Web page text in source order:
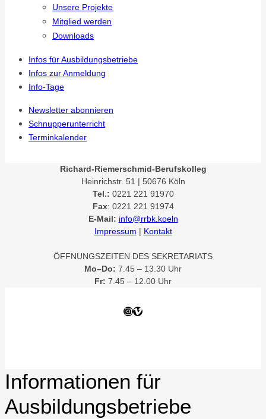
Unsere Projekte
Mitglied werden
Downloads
Infos für Ausbildungsbetriebe
Infos zur Anmeldung
Info-Tage
Newsletter abonnieren
Schnupperunterricht
Terminkalender
Richard-Riemerschmid-Berufskolleg
Heinrichstr. 51 | 50676 Köln
Tel.: 0221 221 91970
Fax: 0221 221 91974
E-Mail: info@rrbk.koeln
Impressum | Kontakt
ÖFFNUNGSZEITEN DES SEKRETARIATS
Mo–Do: 7.45 – 13.30 Uhr
Fr: 7.45 – 12.00 Uhr
Instagram
Vimeo
Informationen für
Ausbildungsbetriebe